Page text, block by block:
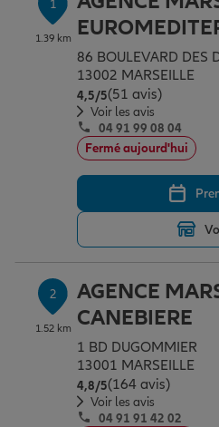
Assurance emprunteur
Prévoyance et dépendance
Assurance animal de
Protection de la famille
Protection juridique
Épargne & retraite
Plan épargne retraite
Assurance vie
Placements financiers
Transmission
Vos projets
Partir en vacances
Déménager
Départ à la retraite
Préparer l’avenir
Conseil assurance
Outre-mer
Assurance habitation
Le Pack Famille
Allianz en France
1
1.39 km
86 BOULEVARD DES
13002 MARSEILLE
4,5/5Note de 4.5 sur 5
(51 avis)
Voir les avis
04 91 99 08 04
Fermé aujourd'hui
2
1.52 km
AGENCE
CANEBIERE
1 BD DUGOMMIER
13001 MARSEILLE
4,8/5Note de 4.8 sur 5
(164 avis)
Voir les avis
04 91 91 42 02